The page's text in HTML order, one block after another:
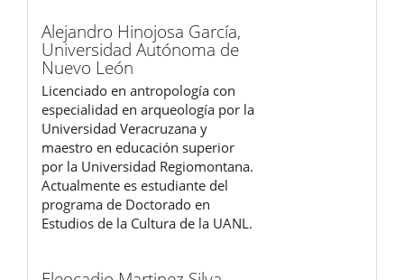
Alejandro Hinojosa García,
Universidad Autónoma de
Nuevo León
Licenciado en antropología con
especialidad en arqueología por la
Universidad Veracruzana y
maestro en educación superior
por la Universidad Regiomontana.
Actualmente es estudiante del
programa de Doctorado en
Estudios de la Cultura de la UANL.